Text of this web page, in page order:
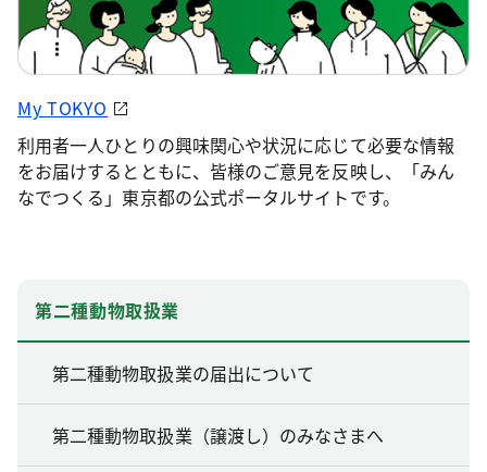
My TOKYO
利用者一人ひとりの興味関心や状況に応じて必要な情報
をお届けするとともに、皆様のご意見を反映し、「みん
なでつくる」東京都の公式ポータルサイトです。
第二種動物取扱業
第二種動物取扱業の届出について
第二種動物取扱業（譲渡し）のみなさまへ